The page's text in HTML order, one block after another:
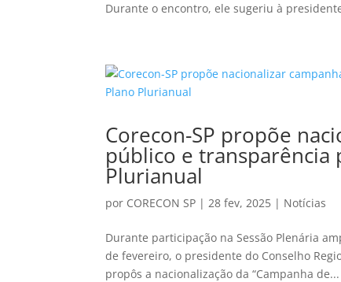
Durante o encontro, ele sugeriu à
Corecon-SP propõe
público e transparência
Plurianual
por CORECON SP |28 fev, 2025 | Notícias
Durante participação na Sessão Plenária
de fevereiro, o presidente do Conselho
propôs a nacionalização da “Campanha de...